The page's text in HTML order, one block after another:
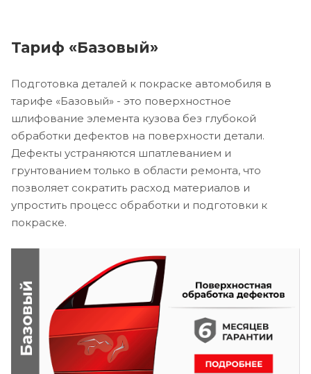
Тариф «Базовый»
Подготовка деталей к покраске автомобиля в
тарифе «Базовый» - это поверхностное
шлифование элемента кузова без глубокой
обработки дефектов на поверхности детали.
Дефекты устраняются шпатлеванием и
грунтованием только в области ремонта, что
позволяет сократить расход материалов и
упростить процесс обработки и подготовки к
покраске.